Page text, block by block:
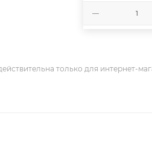
только для интернет-